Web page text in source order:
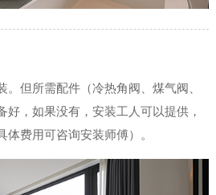
但所需配件（冷热角阀、煤气阀、
好，如果没有，安装工人可以提供，
费用可咨询安装师傅）。